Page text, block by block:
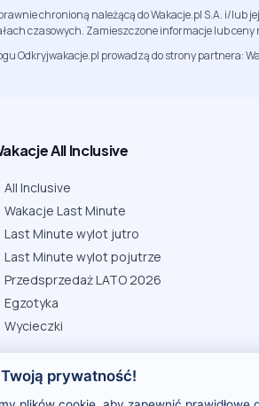
chronioną należącą do Wakacje.pl S.A. i/
czasowych. Zamieszczone informacje lub
Odkryjwakacje.pl prowadzą do strony partnera:
All Inclusive
All Inclusive
Wakacje Last Minute
Last Minute wylot jutro
Last Minute wylot pojutrze
Przedsprzedaż LATO 2026
Egzotyka
Wycieczki
prywatność!